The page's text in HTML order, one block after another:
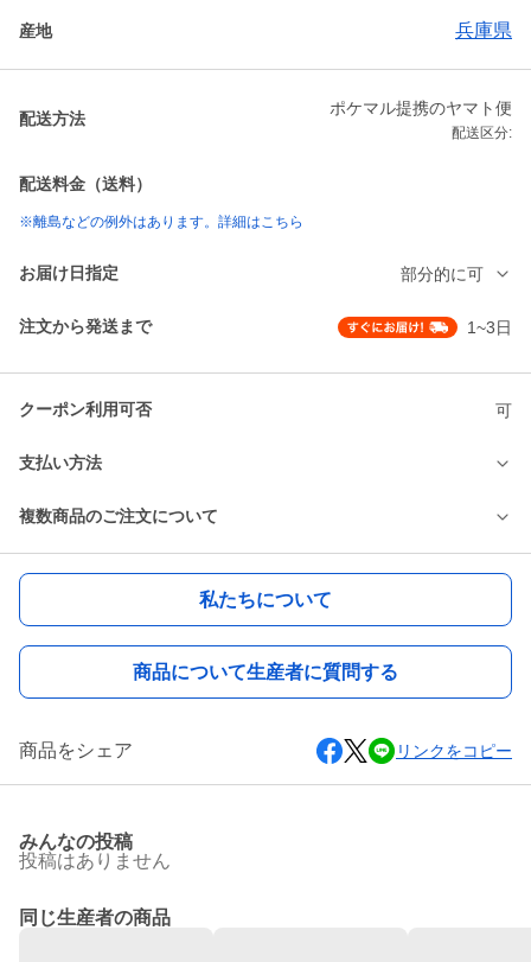
産地 兵庫県
配送方法
ポケマル提携のヤマト便
配送区分:
配送料金（送料）
※離島などの例外はあります。詳細はこちら
お届け日指定 部分的に可
注文から発送まで 1~3日
クーポン利用可否 可
支払い方法
複数商品のご注文について
私たちについて
商品について生産者に質問する
商品をシェア リンクをコピー
みんなの投稿
投稿はありません
同じ生産者の商品